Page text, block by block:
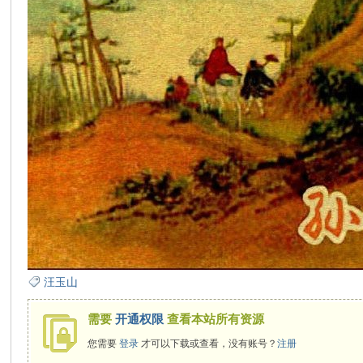
汪玉山
需要开通权限 查看本站所有资源
您需要登录 才可以下载或查看，没有账号？注册